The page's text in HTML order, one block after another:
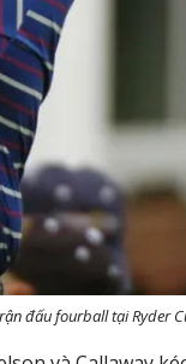
đấu fourball tại Ryder